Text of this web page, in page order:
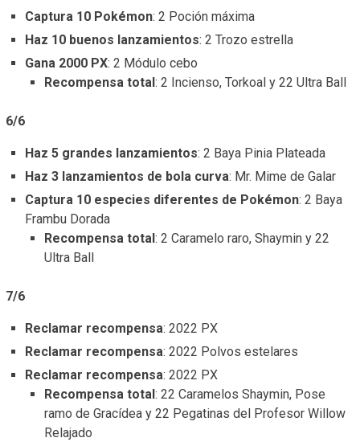
Captura 10 Pokémon: 2 Poción máxima
Haz 10 buenos lanzamientos: 2 Trozo estrella
Gana 2000 PX: 2 Módulo cebo
Recompensa total: 2 Incienso, Torkoal y 22 Ultra Ball
6/6
Haz 5 grandes lanzamientos: 2 Baya Pinia Plateada
Haz 3 lanzamientos de bola curva: Mr. Mime de Galar
Captura 10 especies diferentes de Pokémon: 2 Baya
Frambu Dorada
Recompensa total: 2 Caramelo raro, Shaymin y 22
Ultra Ball
7/6
Reclamar recompensa: 2022 PX
Reclamar recompensa: 2022 Polvos estelares
Reclamar recompensa: 2022 PX
Recompensa total: 22 Caramelos Shaymin, Pose
ramo de Gracídea y 22 Pegatinas del Profesor Willow
Relajado